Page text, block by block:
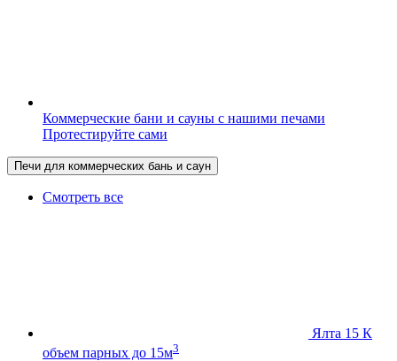
Коммерческие бани и сауны с нашими печами
Протестируйте сами
Печи для коммерческих бань и саун
Смотреть все
Ялта 15 К
объем парных до 15м3